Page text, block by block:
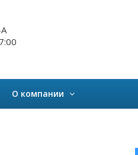
О компании